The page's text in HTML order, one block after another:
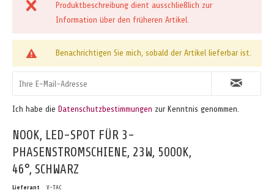
Produktbeschreibung dient ausschließlich zur
Information über den früheren Artikel.
Benachrichtigen Sie mich, sobald der Artikel lieferbar ist.
Ich habe die Datenschutzbestimmungen zur Kenntnis genommen.
NOOK, LED-SPOT FÜR 3-
PHASENSTROMSCHIENE, 23W, 5000K,
46°, SCHWARZ
Lieferant
V-TAC